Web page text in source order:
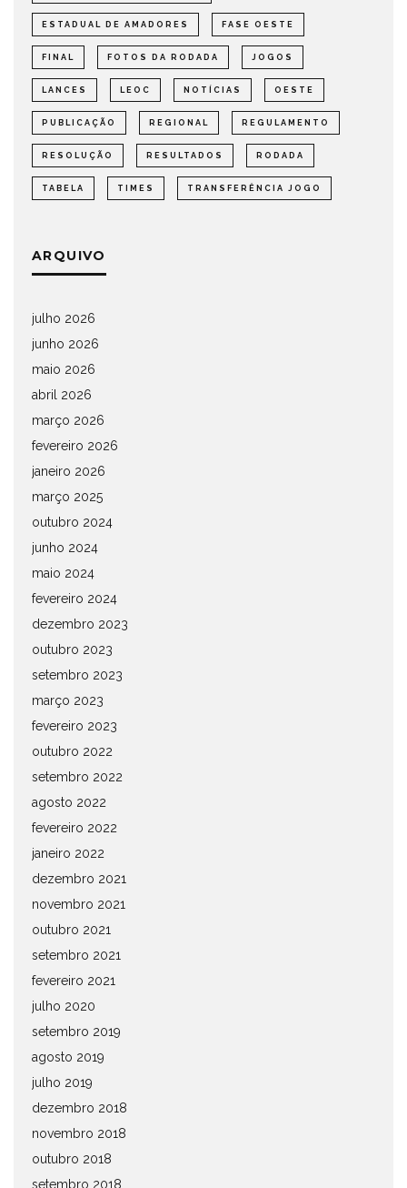
ESTADUAL DE AMADORES FASE OESTE
FINAL FOTOS DA RODADA JOGOS
LANCES LEOC NOTÍCIAS OESTE
PUBLICAÇÃO REGIONAL REGULAMENTO
RESOLUÇÃO RESULTADOS RODADA
TABELA TIMES TRANSFERÊNCIA JOGO
ARQUIVO
julho 2026
junho 2026
maio 2026
abril 2026
março 2026
fevereiro 2026
janeiro 2026
março 2025
outubro 2024
junho 2024
maio 2024
fevereiro 2024
dezembro 2023
outubro 2023
setembro 2023
março 2023
fevereiro 2023
outubro 2022
setembro 2022
agosto 2022
fevereiro 2022
janeiro 2022
dezembro 2021
novembro 2021
outubro 2021
setembro 2021
fevereiro 2021
julho 2020
setembro 2019
agosto 2019
julho 2019
dezembro 2018
novembro 2018
outubro 2018
setembro 2018